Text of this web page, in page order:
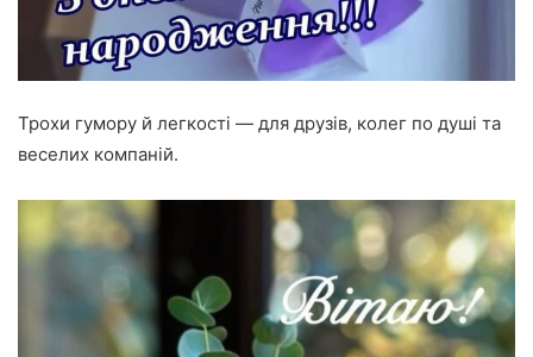
Трохи гумору й легкості — для друзів, колег по душі та
веселих компаній.